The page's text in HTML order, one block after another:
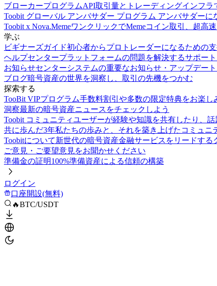
ブローカープログラムAPI取引量とトレーディングインフラ
Toobit グローバル アンバサダー プログラム アンバサダーに
Toobit x Nova.MemeワンクリックでMemeコイン取引、超高
学ぶ
ビギナーズガイド初心者からプロトレーダーになるための
ヘルプセンタープラットフォームの問題を解決するサポー
お知らせセンターシステムの重要なお知らせ・アップデー
ブログ暗号資産の世界を洞察し、取引の先機をつかむ
探索する
TooBit VIPプログラム手数料割引や多数の限定特典をお楽し
洞察最新の暗号資産ニュースをチェックしよう
Toobit コミュニティユーザーが経験や知識を共有したり、
共に歩んだ3年私たちの歩みと、それを築き上げたコミュニ
Toobitについて新世代の暗号資産金融サービスをリードする
ご意見・ご要望意見をお聞かせください
準備金の証明100%準備資産による信頼の構築
ログイン
口座開設(無料)
🔥BTC/USDT